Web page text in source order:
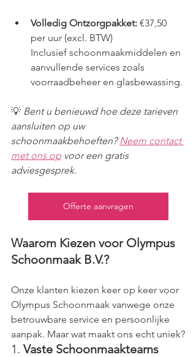
Volledig Ontzorgpakket: €37,50
per uur (excl. BTW)
Inclusief schoonmaakmiddelen en
aanvullende services zoals
voorraadbeheer en glasbewassing.
💡 Bent u benieuwd hoe deze tarieven
aansluiten op uw
schoonmaakbehoeften? Neem contact
met ons op voor een gratis
adviesgesprek.
Offerte aanvragen
Waarom Kiezen voor Olympus
Schoonmaak B.V.?
Onze klanten kiezen keer op keer voor
Olympus Schoonmaak vanwege onze
betrouwbare service en persoonlijke
aanpak. Maar wat maakt ons echt uniek?
1. Vaste Schoonmaakteams